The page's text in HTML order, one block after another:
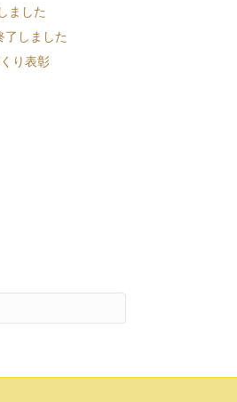
ました
了しました
り表彰